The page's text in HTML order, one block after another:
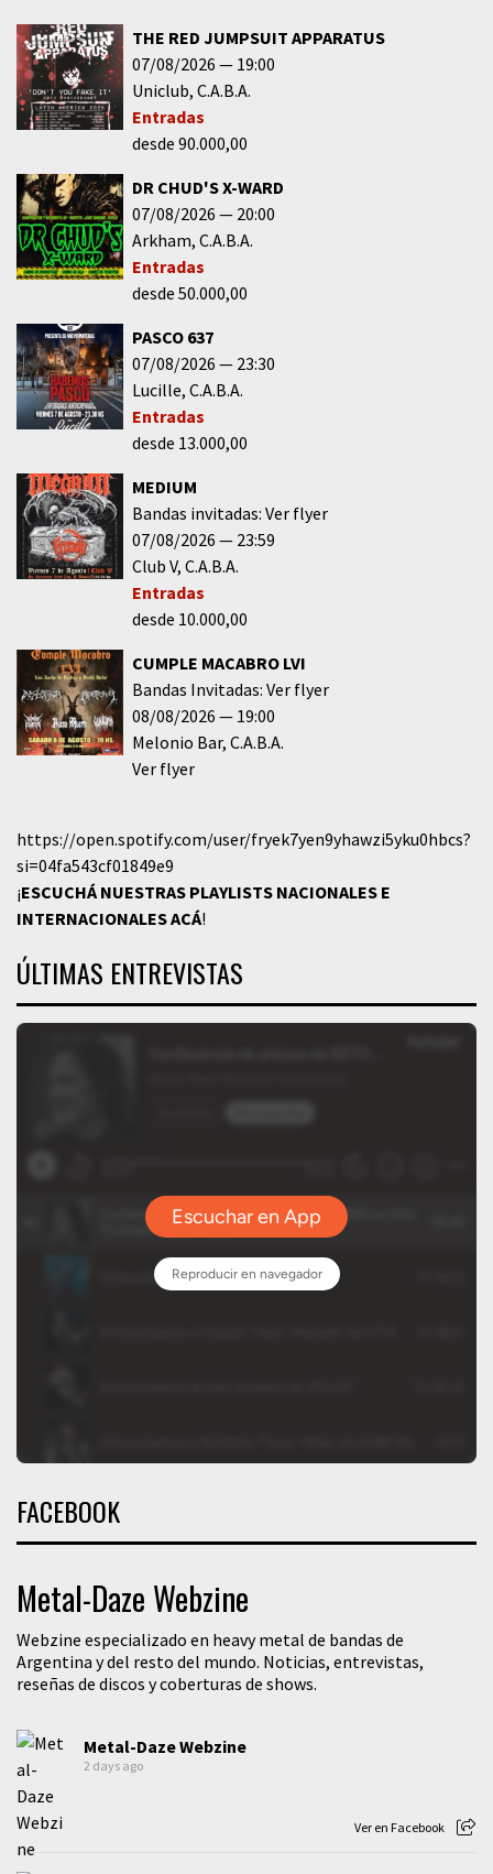
THE RED JUMPSUIT APPARATUS
07/08/2026
19:00
Uniclub C.A.B.A.
Entradas
desde 90.000,00
DR CHUD'S X-WARD
07/08/2026
20:00
Arkham C.A.B.A.
Entradas
desde 50.000,00
PASCO 637
07/08/2026
23:30
Lucille C.A.B.A.
Entradas
desde 13.000,00
MEDIUM
Bandas invitadas: Ver flyer
07/08/2026
23:59
Club V C.A.B.A.
Entradas
desde 10.000,00
CUMPLE MACABRO LVI
Bandas Invitadas: Ver flyer
08/08/2026
19:00
Melonio Bar C.A.B.A.
Ver flyer
https://open.spotify.com/user/fryek7yen9yhawzi5yku0hbcs?
si=04fa543cf01849e9
¡ESCUCHÁ NUESTRAS PLAYLISTS NACIONALES E
INTERNACIONALESACÁ!
ÚLTIMAS ENTREVISTAS
FACEBOOK
Metal-Daze Webzine
Webzine especializado en heavy metal de bandas de
Argentina y del resto del mundo. Noticias, entrevistas,
reseñas de discos y coberturas de shows.
Metal-Daze Webzine
2 days ago
Ver en Facebook